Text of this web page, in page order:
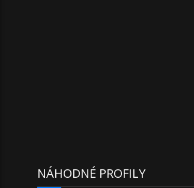
NÁHODNÉ PROFILY